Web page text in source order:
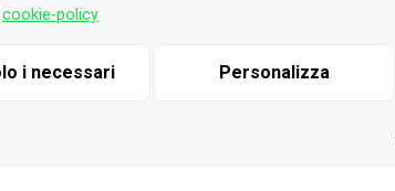
cookie-policy
i necessari Personalizza